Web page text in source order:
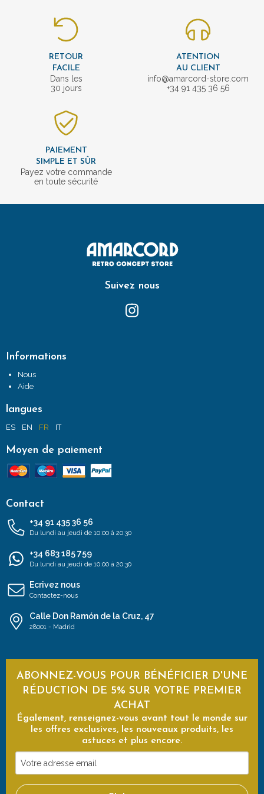
RETOUR
FACILE
Dans les
30 jours
ATENTION
AU CLIENT
info@amarcord-store.com
+34 91 435 36 56
PAIEMENT
SIMPLE ET SÛR
Payez votre commande
en toute sécurité
Suivez nous
Informations
Nous
Aide
langues
ES EN FR IT
Moyen de paiement
Contact
+34 91 435 36 56
Du lundi au jeudi de 10:00 à 20:30
+34 683 185 759
Du lundi au jeudi de 10:00 à 20:30
Ecrivez nous
Contactez-nous
Calle Don Ramón de la Cruz, 47
28001 - Madrid
ABONNEZ-VOUS POUR BÉNÉFICIER D'UNE
RÉDUCTION DE 5% SUR VOTRE PREMIER
ACHAT
Également, renseignez-vous avant tout le monde sur
les offres exclusives, les nouveaux produits, les
astuces et plus encore.
Votre
adresse
email